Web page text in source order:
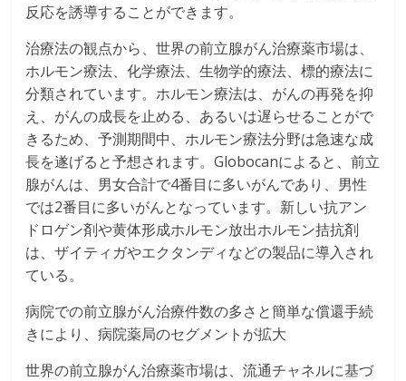
反応を誘導することができます。
治療法の観点から、世界の前立腺がん治療薬市場は、
ホルモン療法、化学療法、生物学的療法、標的療法に
分類されています。ホルモン療法は、がんの再発を抑
え、がんの成長を止める、あるいは遅らせることがで
きるため、予測期間中、ホルモン療法分野は急速な成
長を遂げると予想されます。Globocanによると、前立
腺がんは、男女合計で4番目に多いがんであり、男性
では2番目に多いがんとなっています。新しい抗アン
ドロゲン剤や黄体形成ホルモン放出ホルモン拮抗剤
は、ザイティガやエクタンディなどの製品に導入され
ている。
病院での前立腺がん治療件数の多さと簡単な償還手続
きにより、病院薬局のセグメントが拡大
世界の前立腺がん治療薬市場は、流通チャネルに基づ